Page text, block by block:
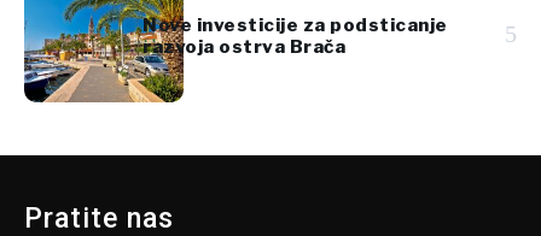
Nove investicije za podsticanje
razvoja ostrva Brača
5
Pratite nas